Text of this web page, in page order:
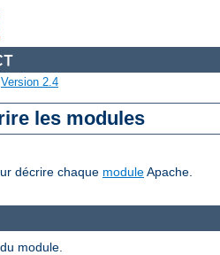
Version 2.4
les modules
décrire chaque moduleApache.
module.